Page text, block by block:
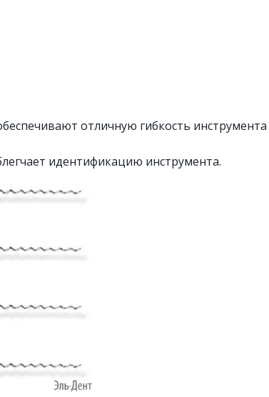
отличную гибкость
идентификацию инструмента.